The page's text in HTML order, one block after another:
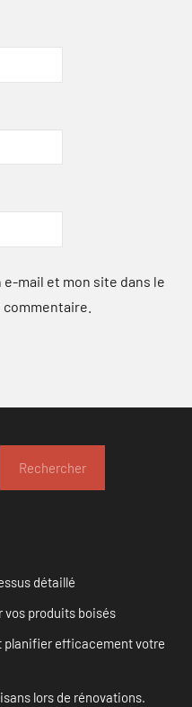
mail et mon site dans le
Rechercher
détaillé
vos produits boisés
planifier efficacement votre
lors de rénovations.